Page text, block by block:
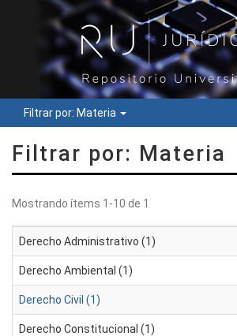
Filtrar por: Materia
Filtrar por: Materia
Mostrando ítems 1-10 de 1
Derecho Administrativo (1)
Derecho Ambiental (1)
Derecho Civil (1)
Derecho Constitucional (1)